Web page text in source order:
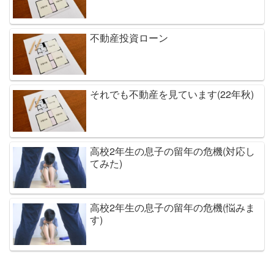
不動産投資ローン
それでも不動産を見ています(22年秋)
高校2年生の息子の留年の危機(対応し
てみた)
高校2年生の息子の留年の危機(悩みま
す)